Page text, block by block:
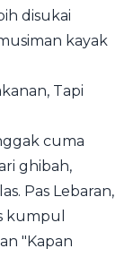
disukai
kayak
Tapi
cuma
ghibah,
Pas Lebaran,
kumpul
"Kapan